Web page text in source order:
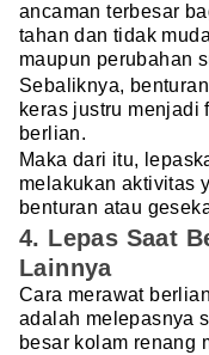
ancaman terbesar
tahan dan tidak
maupun perubahan
Sebaliknya,
keras justru menjadi
berlian.
Maka dari itu,
melakukan aktivitas
benturan atau
4. Lepas Saat
Lainnya
Cara merawat
adalah melepasnya
besar kolam renang